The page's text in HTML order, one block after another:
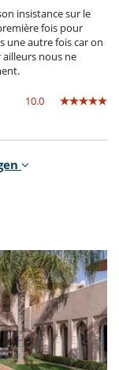
insistance sur le
fois pour
une autre fois car on
nous ne
10.0
due to the time of
very modern. The
they were
with everything we
booking with you
Marrakech was 30+
but did make it a